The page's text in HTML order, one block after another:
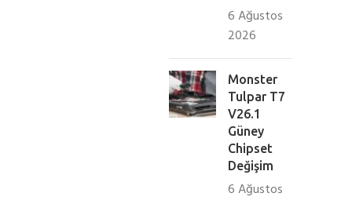
6 Ağustos
2026
Monster
Tulpar T7
V26.1
Güney
Chipset
Değişim
6 Ağustos